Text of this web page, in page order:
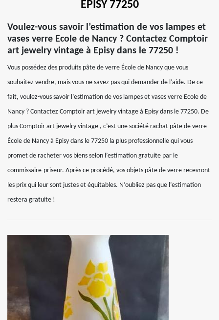
EPISY 77250
Voulez-vous savoir l’estimation de vos lampes et
vases verre Ecole de Nancy ? Contactez Comptoir
art jewelry vintage à Episy dans le 77250 !
Vous possédez des produits pâte de verre École de Nancy que vous
souhaitez vendre, mais vous ne savez pas qui demander de l’aide. De ce
fait, voulez-vous savoir l’estimation de vos lampes et vases verre Ecole de
Nancy ? Contactez Comptoir art jewelry vintage à Episy dans le 77250. De
plus Comptoir art jewelry vintage , c’est une société rachat pâte de verre
École de Nancy à Episy dans le 77250 la plus professionnelle qui vous
promet de racheter vos biens selon l’estimation gratuite par le
commissaire-priseur. Après ce procédé, vos objets pâte de verre recevront
les prix qui leur sont justes et équitables. N’oubliez pas que l’estimation
restera gratuite !